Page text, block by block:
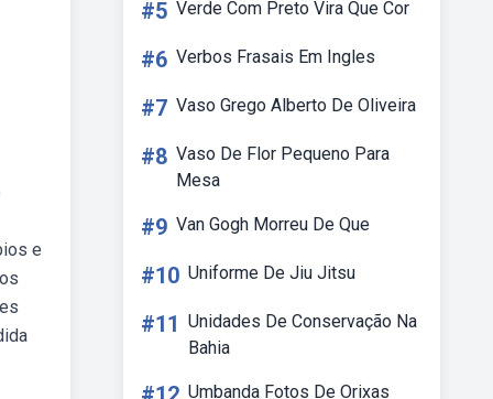
e
#5 Verde Com Preto Vira Que Cor
#6 Verbos Frasais Em Ingles
#7 Vaso Grego Alberto De Oliveira
#8 Vaso De Flor Pequeno Para
Mesa
#9 Van Gogh Morreu De Que
#10 Uniforme De Jiu Jitsu
#11 Unidades De Conservação Na
Bahia
Umbanda Fotos De Orixas